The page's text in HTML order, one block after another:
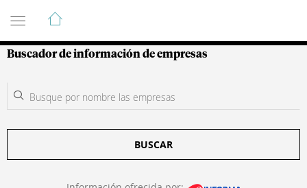
Guía de Empresas Colombianas
Buscador de información de empresas
BUSCAR